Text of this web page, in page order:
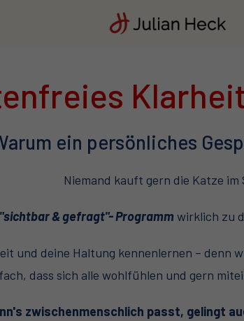
ein persönliches
Niemand kauft gern die Katze im
"sichtbar & gefragt"- Programm wirklich zu
und deine Haltung kennenlernen – denn
dass sich alle wohlfühlen und gern
zwischenmenschlich passt, gelingt